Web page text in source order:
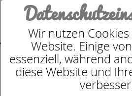
Wir nutzen
Website. Einige
essenziell, während
diese Website und